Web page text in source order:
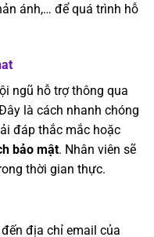
ánh,… để quá trình hỗ
ngũ hỗ trợ thông qua
là cách nhanh chóng
đáp thắc mắc hoặc
bảo mật. Nhân viên sẽ
thời gian thực.
địa chỉ email của